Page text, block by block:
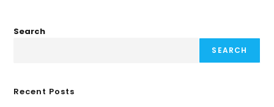
Search
SEARCH
Recent Posts